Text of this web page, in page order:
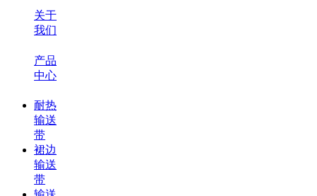
关于
我们
产品
中心
耐热
输送
带
裙边
输送
带